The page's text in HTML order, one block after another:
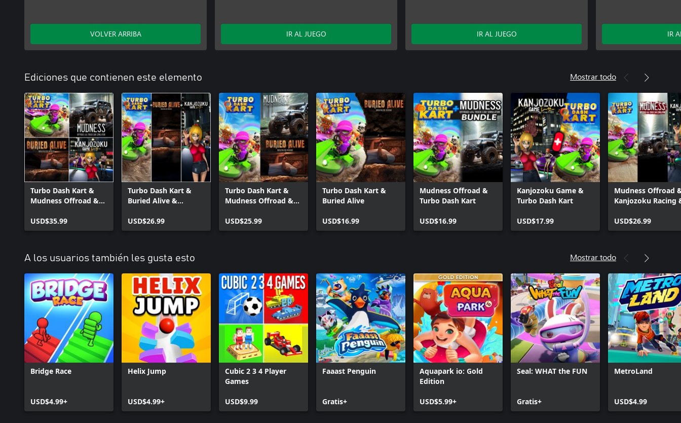
VOLVER ARRIBA IR AL JUEGO IR AL JUEGO IR
Ediciones que contienen este elemento Mostrar todo
Turbo Dash Kart &
Mudness Offroad &
Kanjozoku Game
USD$35.99
Turbo Dash Kart &
Buried Alive &
USD$26.99
Turbo Dash Kart &
Mudness Offroad &
USD$25.99
Turbo Dash Kart &
Buried Alive
USD$16.99
Mudness Offroad &
Turbo Dash Kart
USD$16.99
Kanjozoku Game &
Turbo Dash Kart
USD$17.99
Mudness Offroad
Kanjozoku Racing
Bundle
USD$26.99
A los usuarios también les gusta esto Mostrar todo
Bridge Race
USD$4.99+
Helix Jump
USD$4.99+
Cubic 2 3 4 Player
Games
USD$9.99
Faaast Penguin
Gratis+
Aquapark io: Gold
Edition
USD$5.99+
Seal: WHAT the FUN
Gratis+
MetroLand
USD$4.99